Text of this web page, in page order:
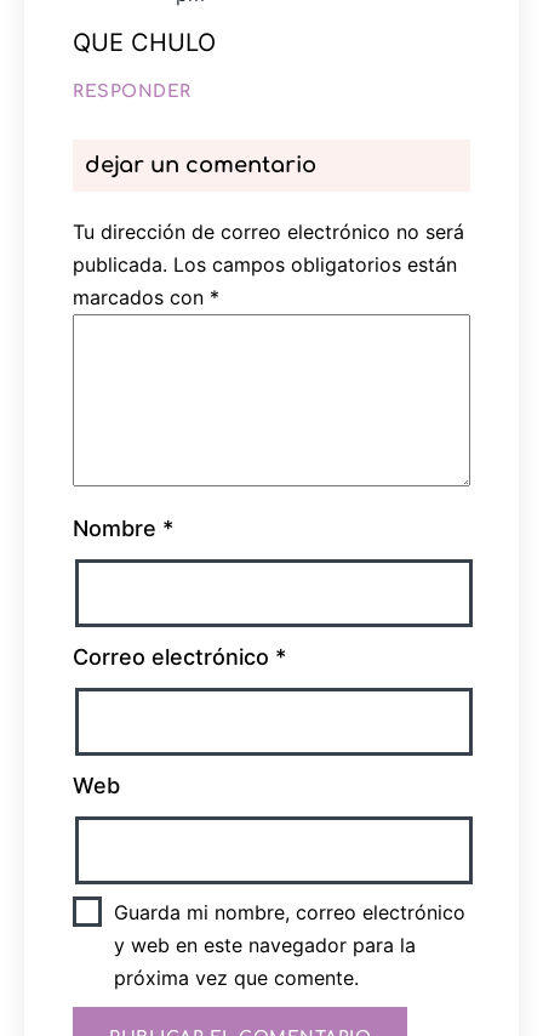
QUE CHULO
RESPONDER
dejar un comentario
Tu dirección de correo electrónico no será
publicada. Los campos obligatorios están
marcados con *
Nombre *
Correo electrónico *
Web
Guarda mi nombre, correo electrónico
y web en este navegador para la
próxima vez que comente.